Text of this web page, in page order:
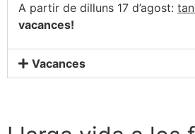
A partir de dilluns 17 d’agost:
vacances!
Vacances